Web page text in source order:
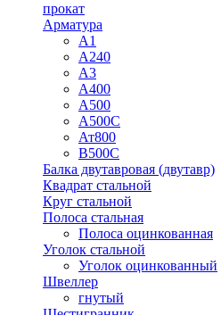
прокат
Арматура
А1
А240
А3
А400
А500
А500С
Ат800
В500С
Балка двутавровая (двутавр)
Квадрат стальной
Круг стальной
Полоса стальная
Полоса оцинкованная
Уголок стальной
Уголок оцинкованный
Швеллер
гнутый